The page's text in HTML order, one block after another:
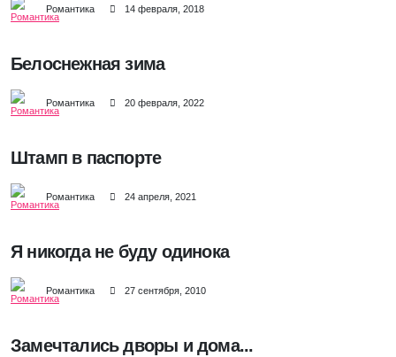
Романтика 14 февраля, 2018
Белоснежная зима
Романтика 20 февраля, 2022
Штамп в паспорте
Романтика 24 апреля, 2021
Я никогда не буду одинока
Романтика 27 сентября, 2010
Замечтались дворы и дома...